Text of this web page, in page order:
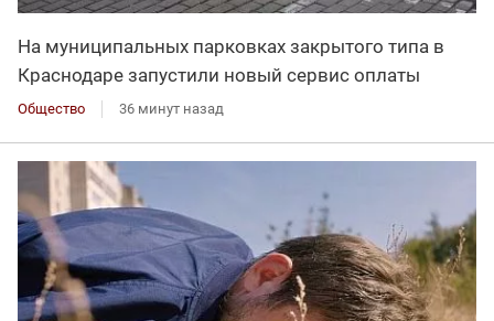
На муниципальных парковках закрытого типа в
Краснодаре запустили новый сервис оплаты
Общество 36 минут назад